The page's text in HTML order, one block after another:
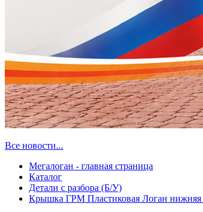
Все новости...
Мегалоган - главная страница
Каталог
Детали с разбора (Б/У)
Крышка ГРМ Пластиковая Логан